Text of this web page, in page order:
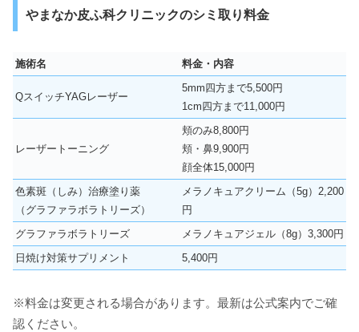
やまなか皮ふ科クリニックのシミ取り料金
施術名 料金・内容
QスイッチYAGレーザー
5mm四方まで5,500円
1cm四方まで11,000円
レーザートーニング
頬のみ8,800円
頬・鼻9,900円
顔全体15,000円
色素斑（しみ）治療塗り薬
（グラファラボラトリーズ）
メラノキュアクリーム（5g）2,200
円
グラファラボラトリーズ
メラノキュアジェル（8g）3,300円
日焼け対策サプリメント
5,400円
※料金は変更される場合があります。最新は公式案内でご確
認ください。